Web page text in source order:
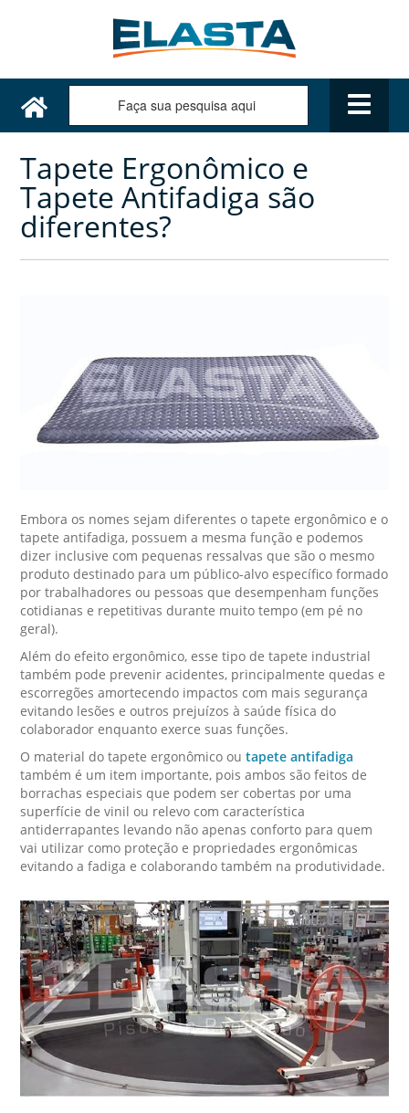
Tapete Ergonômico e
Tapete Antifadiga são
diferentes?
Embora os nomes sejam diferentes o tapete ergonômico e o
tapete antifadiga, possuem a mesma função e podemos
dizer inclusive com pequenas ressalvas que são o mesmo
produto destinado para um público-alvo específico formado
por trabalhadores ou pessoas que desempenham funções
cotidianas e repetitivas durante muito tempo (em pé no
geral).
Além do efeito ergonômico, esse tipo de tapete industrial
também pode prevenir acidentes, principalmente quedas e
escorregões amortecendo impactos com mais segurança
evitando lesões e outros prejuízos à saúde física do
colaborador enquanto exerce suas funções.
O material do tapete ergonômico outapete antifadiga
também é um item importante, pois ambos são feitos de
borrachas especiais que podem ser cobertas por uma
superfície de vinil ou relevo com característica
antiderrapantes levando não apenas conforto para quem
vai utilizar como proteção e propriedades ergonômicas
evitando a fadiga e colaborando também na produtividade.